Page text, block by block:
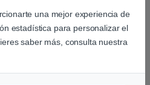
una mejor experiencia de
estadística para personalizar el
saber más, consulta nuestra